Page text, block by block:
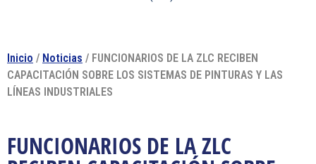
Inicio / Noticias / FUNCIONARIOS DE LA ZLC RECIBEN
CAPACITACIÓN SOBRE LOS SISTEMAS DE PINTURAS Y LAS
LÍNEAS INDUSTRIALES
FUNCIONARIOS DE LA ZLC